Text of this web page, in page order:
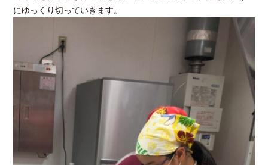
にゆっくり切っていきます。